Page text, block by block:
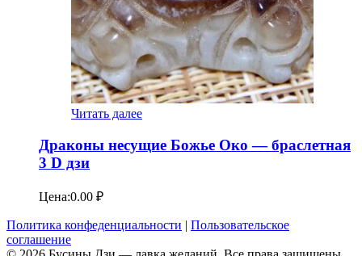
Читать далее
Драконы несущие Божье Око — браслетная
3 D дзи
Цена:0.00 ₽
Политика конфеденциальности | Пользовательское
соглашение